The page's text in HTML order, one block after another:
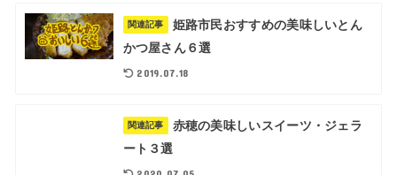
関連記事
姫路市民おすすめの美味しいとん
かつ屋さん６選
2019.07.18
関連記事
赤穂の美味しいスイーツ・ジェラ
ート３選